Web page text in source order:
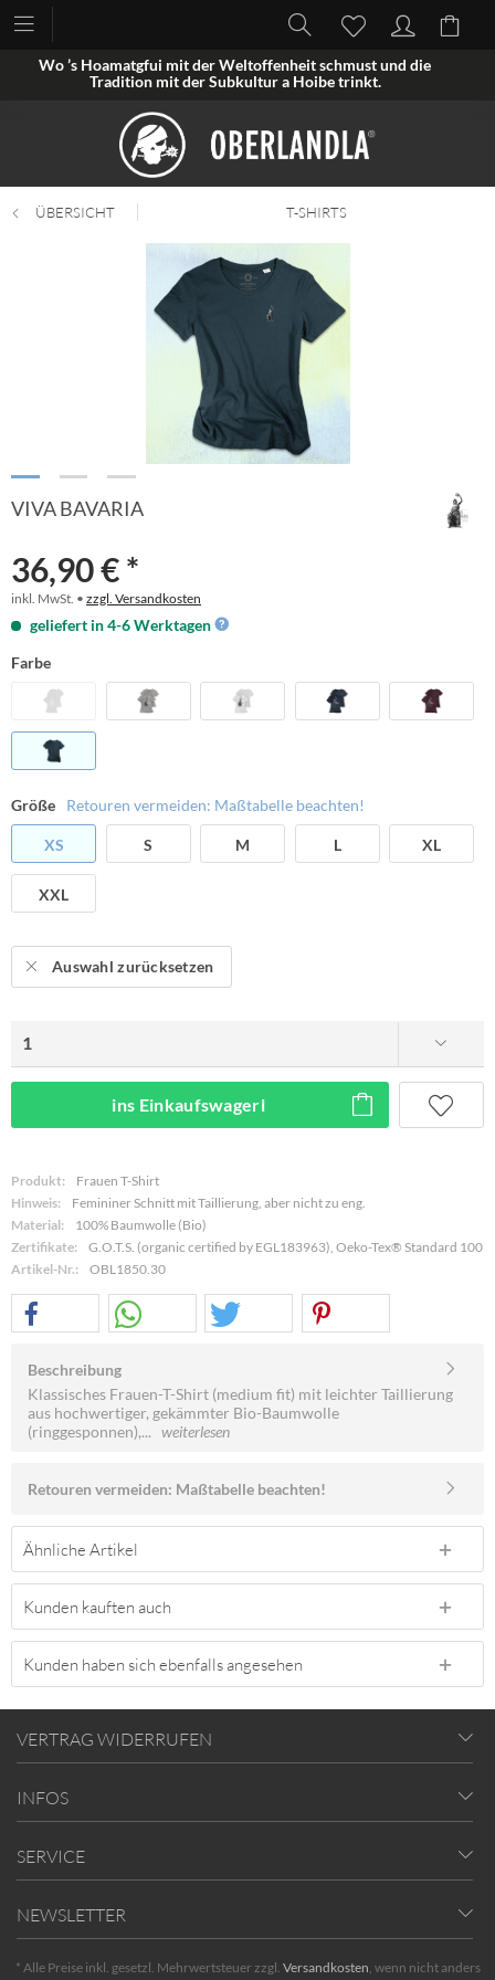
Wo ’s Hoamatgfui mit der Weltoffenheit schmust und die
Tradition mit der Subkultur a Hoibe trinkt.
ÜBERSICHT T-SHIRTS
VIVA BAVARIA
36,90 € *
inkl. MwSt. • zzgl. Versandkosten
geliefert in 4-6 Werktagen
Farbe
Größe Retouren vermeiden: Maßtabelle beachten!
XS S M L XL
XXL
Auswahl zurücksetzen
ins Einkaufswagerl
Produkt:
Frauen T-Shirt
Hinweis:
Femininer Schnitt mit Taillierung, aber nicht zu eng.
Material:
100% Baumwolle (Bio)
Zertifikate:
G.O.T.S. (organic certified by EGL183963), Oeko-Tex® Standard 100
Artikel-Nr.:
OBL1850.30
Beschreibung
Klassisches Frauen-T-Shirt (medium fit) mit leichter Taillierung
aus hochwertiger, gekämmter Bio-Baumwolle
(ringgesponnen),... weiterlesen
Retouren vermeiden: Maßtabelle beachten!
Ähnliche Artikel
Kunden kauften auch
Kunden haben sich ebenfalls angesehen
VERTRAG WIDERRUFEN
INFOS
SERVICE
NEWSLETTER
* Alle Preise inkl. gesetzl. Mehrwertsteuer zzgl. Versandkosten, wenn nicht anders